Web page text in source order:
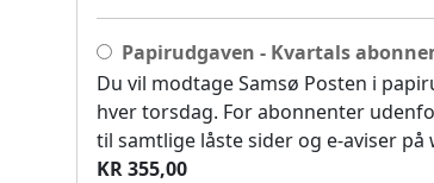
Papirudgaven - Kvartals
Du vil modtage Samsø Posten i
hver torsdag. For abonnenter
til samtlige låste sider og e-aviser
KR 355,00